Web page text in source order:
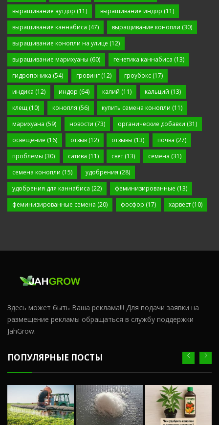
выращивание аутдор (11) выращивание индор (11)
выращивание каннабиса (47) выращивание конопли (30)
выращивание конопли на улице (12)
выращивание марихуаны (60) генетика каннабиса (13)
гидропоника (54) гровинг(12) гроубокс (17)
индика (12) индор (64) калий (11) кальций (13)
клещ (10) конопля (56) купить семена конопли (11)
марихуана (59) новости (73) органические добавки (31)
освещение (16) отзыв(12) отзывы (13) почва (27)
проблемы (30) сатива (11) свет (13) семена (31)
семена конопли (15) удобрения (28)
удобрения для каннабиса (22) феминизированные (13)
феминизированные семена (20) фосфор (17) харвест (10)
Здесь может быть Ваша реклама!!! Для подачи заявки на
размещение рекламы обращаться в службу поддержки
JahGrow.
ПОПУЛЯРНЫЕ ПОСТЫ